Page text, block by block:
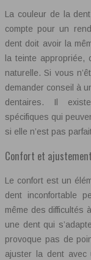
La couleur de la
compte pour un
dent doit avoir la
la teinte appropriée,
naturelle. Si vous
demander conseil à
dentaires. Il
spécifiques qui
si elle n’est pas
Confort et ajustement
Le confort est un
dent inconfortable
même des difficultés
une dent qui
provoque pas de
ajuster la dent